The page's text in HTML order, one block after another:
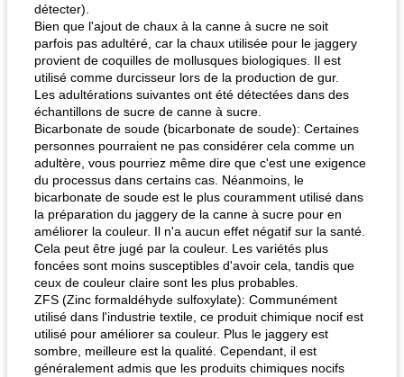
détecter).
Bien que l'ajout de chaux à la canne à sucre ne soit
parfois pas adultéré, car la chaux utilisée pour le jaggery
provient de coquilles de mollusques biologiques. Il est
utilisé comme durcisseur lors de la production de gur.
Les adultérations suivantes ont été détectées dans des
échantillons de sucre de canne à sucre.
Bicarbonate de soude (bicarbonate de soude): Certaines
personnes pourraient ne pas considérer cela comme un
adultère, vous pourriez même dire que c'est une exigence
du processus dans certains cas. Néanmoins, le
bicarbonate de soude est le plus couramment utilisé dans
la préparation du jaggery de la canne à sucre pour en
améliorer la couleur. Il n'a aucun effet négatif sur la santé.
Cela peut être jugé par la couleur. Les variétés plus
foncées sont moins susceptibles d'avoir cela, tandis que
ceux de couleur claire sont les plus probables.
ZFS (Zinc formaldéhyde sulfoxylate): Communément
utilisé dans l'industrie textile, ce produit chimique nocif est
utilisé pour améliorer sa couleur. Plus le jaggery est
sombre, meilleure est la qualité. Cependant, il est
généralement admis que les produits chimiques nocifs